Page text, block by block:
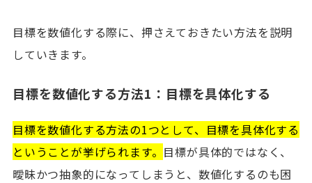
目標を数値化する際に、押さえておきたい方法を説明
していきます。
目標を数値化する方法1：目標を具体化する
目標を数値化する方法の1つとして、目標を具体化する
ということが挙げられます。 目標が具体的ではなく、
曖昧かつ抽象的になってしまうと、数値化するのも困